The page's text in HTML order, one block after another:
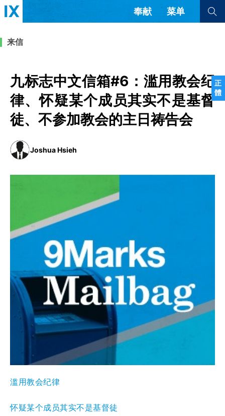
正
體
奉献 菜单
来信
福音传讲与宣教
查看全部
查看全部
隐私条款 其他的模式
简体中文
乌兹别克语
达里语
波斯语
意大利语
土耳其语
阿尔巴尼亚语
来信
九标志中文信箱#6：滥用教会纪
律、怀疑某个成员其实不是基督
徒、不参加教会的主日祷告会
Joshua Hsieh
滥用教会纪律
怀疑某个成员其实不是基督徒